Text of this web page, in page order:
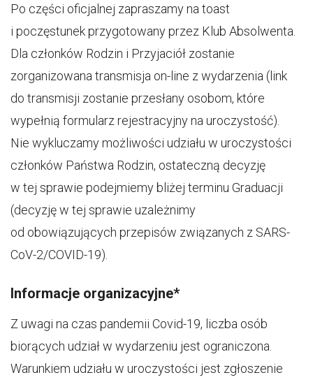
Po części oficjalnej zapraszamy na toast
i poczęstunek przygotowany przez Klub Absolwenta.
Dla członków Rodzin i Przyjaciół zostanie
zorganizowana transmisja on-line z wydarzenia (link
do transmisji zostanie przesłany osobom, które
wypełnią formularz rejestracyjny na uroczystość).
Nie wykluczamy możliwości udziału w uroczystości
członków Państwa Rodzin, ostateczną decyzję
w tej sprawie podejmiemy bliżej terminu Graduacji
(decyzję w tej sprawie uzależnimy
od obowiązujących przepisów związanych z SARS-
CoV-2/COVID-19).
Informacje organizacyjne*
Z uwagi na czas pandemii Covid-19, liczba osób
biorących udział w wydarzeniu jest ograniczona.
Warunkiem udziału w uroczystości jest zgłoszenie